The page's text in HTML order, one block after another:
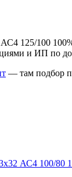
125/100
и ИП по
— там подбор
АС4 100/80